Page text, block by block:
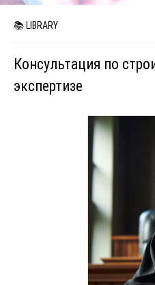
📚 LIBRARY
Консультация по
экспертизе